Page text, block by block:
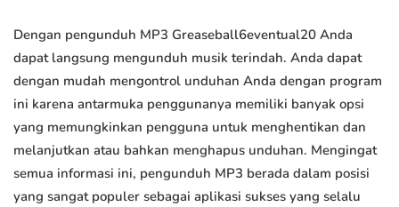
Dengan pengunduh MP3 Greaseball6eventual20 Anda
dapat langsung mengunduh musik terindah. Anda dapat
dengan mudah mengontrol unduhan Anda dengan program
ini karena antarmuka penggunanya memiliki banyak opsi
yang memungkinkan pengguna untuk menghentikan dan
melanjutkan atau bahkan menghapus unduhan. Mengingat
semua informasi ini, pengunduh MP3 berada dalam posisi
yang sangat populer sebagai aplikasi sukses yang selalu